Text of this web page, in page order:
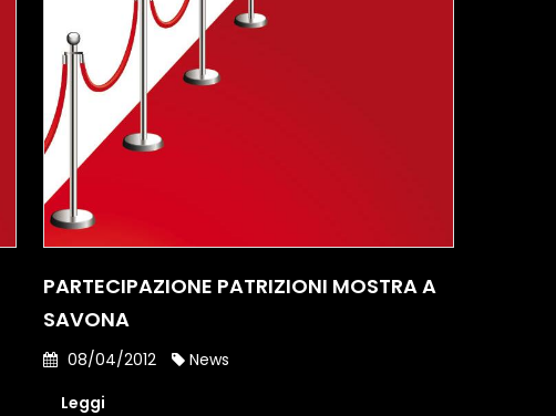
PARTECIPAZIONE PATRIZIONI MOSTRA A
SAVONA
08/04/2012
News
Leggi